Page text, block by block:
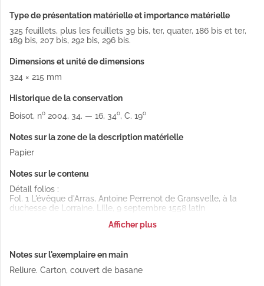
Type de présentation matérielle et importance matérielle
325 feuillets, plus les feuillets 39 bis, ter, quater, 186 bis et ter,
189 bis, 207 bis, 292 bis, 296 bis.
Dimensions et unité de dimensions
324 × 215 mm
Historique de la conservation
Boisot, no 2004, 34. — 16, 34o, C. 19o
Notes sur la zone de la description matérielle
Papier
Notes sur le contenu
Détail folios :
Fol. 1 L'évêque d'Arras, Antoine Perrenot de Gransvelle, à la
duchesse de Lorraine. Lille, 9 septembre 1558 latin
Fol. 1 vo Le même au duc de Savoie. Lille, 9 septembre 1558
Fol. 2 Le même au roi d'Angleterre. Lille, 9 septembre 1558 latin
Copie.
Fol. 2 vo Le même au commis Bolongne. Lille, 10 septembre
Afficher plus
Notes sur l'exemplaire en main
Reliure. Carton, couvert de basane